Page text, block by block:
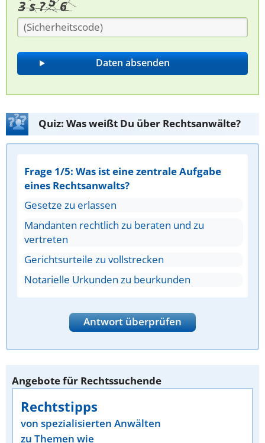
Quiz: Was weißt Du über Rechtsanwälte?
Frage 1/5: Was ist eine zentrale Aufgabe
eines Rechtsanwalts?
Gesetze zu erlassen
Mandanten rechtlich zu beraten und zu
vertreten
Gerichtsurteile zu vollstrecken
Notarielle Urkunden zu beurkunden
Antwort überprüfen
Angebote für Rechtssuchende
Rechtstipps
von spezialisierten Anwälten
zu Themen wie